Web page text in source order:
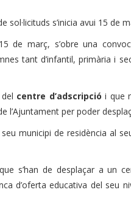
sol·licituds s’inicia avui 15 de
de març, s’obre una
tant d’infantil, primària i
del centre d’adscripciói que
l’Ajuntament per poder
municipi de residència al
s’han de desplaçar a un
d’oferta educativa del seu